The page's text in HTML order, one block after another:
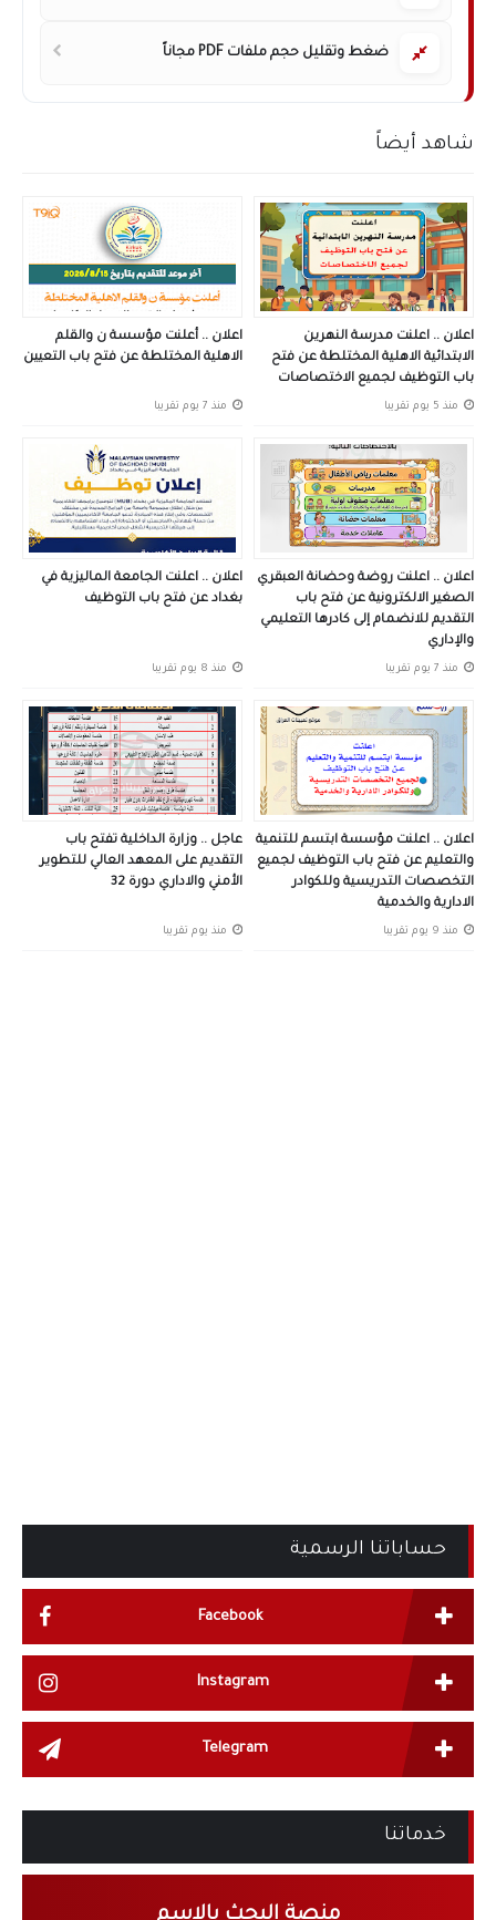
ضغط وتقليل حجم ملفات PDF مجاناً
شاهد أيضاً
اعلان .. اعلنت مدرسة النهرين
الابتدائية الاهلية المختلطة عن فتح
باب التوظيف لجميع الاختصاصات
منذ 5 يوم تقريبا
اعلان .. أعلنت مؤسسة ن والقلم
الاهلية المختلطة عن فتح باب التعيين
منذ 7 يوم تقريبا
اعلان .. اعلنت روضة وحضانة العبقري
الصغير الالكترونية عن فتح باب
التقديم للانضمام إلى كادرها التعليمي
والإداري
منذ 7 يوم تقريبا
اعلان .. اعلنت الجامعة الماليزية في
بغداد عن فتح باب التوظيف
منذ 8 يوم تقريبا
اعلان .. اعلنت مؤسسة ابتسم للتنمية
والتعليم عن فتح باب التوظيف لجميع
التخصصات التدريسية وللكوادر
الادارية والخدمية
منذ 9 يوم تقريبا
عاجل .. وزارة الداخلية تفتح باب
التقديم على المعهد العالي للتطوير
الأمني والاداري دورة 32
منذ يوم تقريبا
حساباتنا الرسمية
Facebook
Instagram
Telegram
خدماتنا